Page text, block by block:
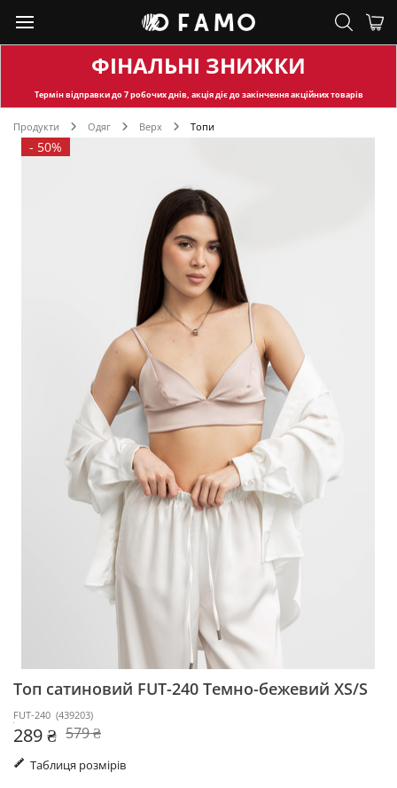
ФІНАЛЬНІ ЗНИЖКИ
Термін відправкидо 7 робочих днів, акція діє до закінчення акційних товарів
Продукти Одяг Верх Топи
- 50%
Топ сатиновий FUT-240 Темно-бежевий XS/S
FUT-240 (439203)
289 ₴ 579 ₴
Таблиця розмірів